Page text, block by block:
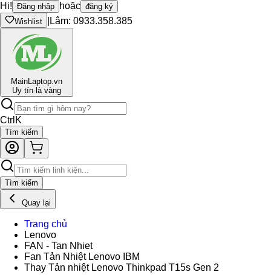
Hi! Đăng nhập hoặc đăng ký
Wishlist
Lâm: 0933.358.385
MainLaptop.vn
Uy tín là vàng
Ctrl K
Tìm kiếm
Tìm kiếm
Quay lại
Trang chủ
Lenovo
FAN - Tan Nhiet
Fan Tản Nhiệt Lenovo IBM
Thay Tản nhiệt Lenovo Thinkpad T15s Gen 2